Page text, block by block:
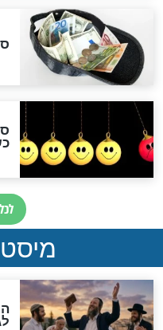
לכל המאמרים
אחרית
האם
מה